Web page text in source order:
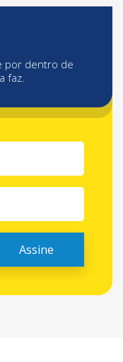
por dentro de
faz.